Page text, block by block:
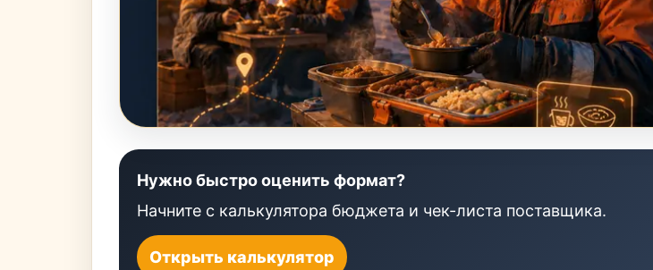
Нужно быстро оценить формат?
Начните с калькулятора бюджета и чек-листа поставщика.
Открыть калькулятор